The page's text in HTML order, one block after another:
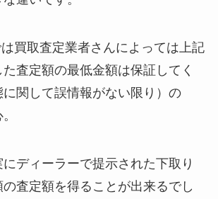
買取査定業者さんによっては上記
査定額の最低金額は保証してく
関して誤情報がない限り）の
ディーラーで提示された下取り
査定額を得ることが出来るでし